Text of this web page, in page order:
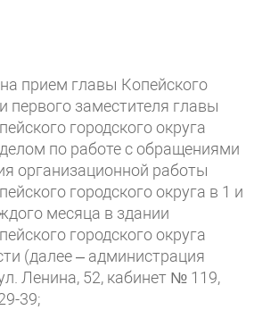
прием главы Копейского
первого заместителя главы
городского округа
по работе с обращениями
организационной работы
городского округа в 1 и
месяца в здании
городского округа
(далее – администрация
Ленина, 52, кабинет № 119,
39;